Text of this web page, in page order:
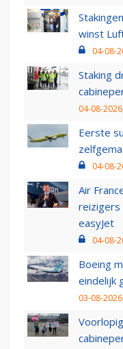
winst
04-08-
Staking
04-08-
Eerste
04-08-
Air
reizigers
easyJet
04-08-
Boeing
eindelijk
03-08-